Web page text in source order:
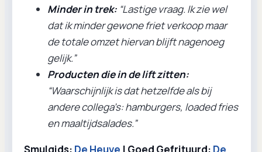
Minder in trek: “Lastige vraag. Ik zie wel
dat ik minder gewone friet verkoop maar
de totale omzet hiervan blijft nagenoeg
gelijk.”
Producten die in de lift zitten:
“Waarschijnlijk is dat hetzelfde als bij
andere collega’s: hamburgers, loaded fries
en maaltijdsalades.”